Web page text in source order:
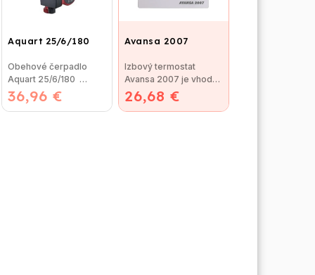
Aquart 25/6/180
36,96 €
Obehové čerpadlo
Aquart 25/6/180
Obehové čerpadlo
AQUART 25/60 180
Avansa 2007
26,68 €
Izbový termostat
Avansa 2007 je vhodný
na reguláciu väčšiny
kotlov. Termostat je...